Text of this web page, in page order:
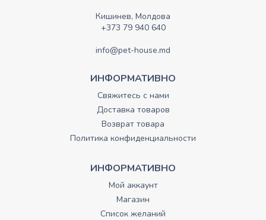
Кишинев, Молдова
+373 79 940 640
info@pet-house.md
ИНФОРМАТИВНО
Свяжитесь с нами
Доставка товаров
Возврат товара
Политика конфиденциальности
ИНФОРМАТИВНО
Мой аккаунт
Магазин
Список желаний